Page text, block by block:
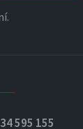
595 155